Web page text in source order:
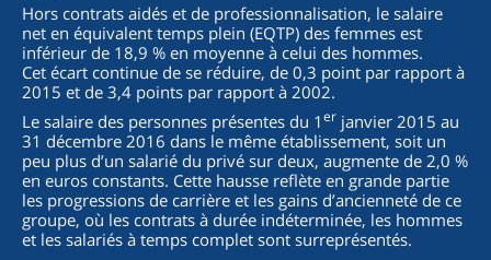
Hors contrats aidés et de professionnalisation, le salaire
net en équivalent temps plein (EQTP) des femmes est
inférieur de 18,9 % en moyenne à celui des hommes.
Cet écart continue de se réduire, de 0,3 point par rapport à
2015 et de 3,4 points par rapport à 2002.
Le salaire des personnes présentes du 1er janvier 2015 au
31 décembre 2016 dans le même établissement, soit un
peu plus d’un salarié du privé sur deux, augmente de 2,0 %
en euros constants. Cette hausse reflète en grande partie
les progressions de carrière et les gains d’ancienneté de ce
groupe, où les contrats à durée indéterminée, les hommes
et les salariés à temps complet sont surreprésentés.